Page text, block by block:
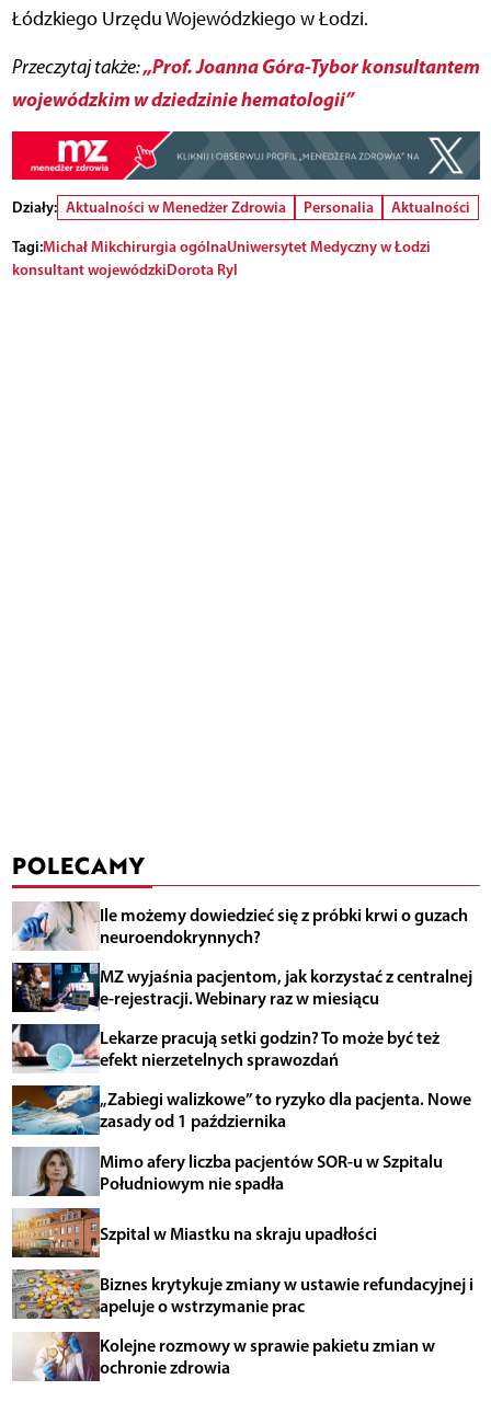
Łódzkiego Urzędu Wojewódzkiego w Łodzi.
Przeczytaj także:„Prof. Joanna Góra-Tybor konsultantem
wojewódzkim w dziedzinie hematologii”
Działy: Aktualności w Menedżer Zdrowia Personalia
Aktualności
Tagi:Michał Mikchirurgia ogólnaUniwersytet Medyczny w Łodzi
konsultant wojewódzkiDorota Ryl
POLECAMY
Ile możemy dowiedzieć się z próbki krwi o guzach
neuroendokrynnych?
MZ wyjaśnia pacjentom, jak korzystać z centralnej
e-rejestracji. Webinary raz w miesiącu
Lekarze pracują setki godzin? To może być też
efekt nierzetelnych sprawozdań
„Zabiegi walizkowe” to ryzyko dla pacjenta. Nowe
zasady od 1 października
Mimo afery liczba pacjentów SOR-u w Szpitalu
Południowym nie spadła
Szpital w Miastku na skraju upadłości
Biznes krytykuje zmiany w ustawie refundacyjnej i
apeluje o wstrzymanie prac
Kolejne rozmowy w sprawie pakietu zmian w
ochronie zdrowia